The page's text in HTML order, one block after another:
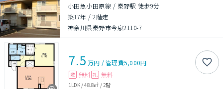
小田急小田原線 / 秦野駅 徒歩9分
築17年 /2階建
神奈川県秦野市今泉2110-7
7.5 万円 /管理費5,000円
敷 無料 礼 無料
1LDK/48.8㎡ / 2階